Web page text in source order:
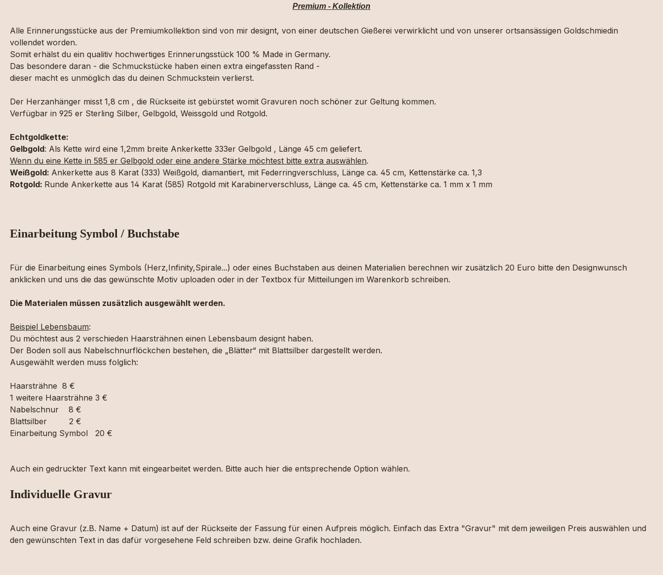
Premium - Kollektion
Alle Erinnerungsstücke aus der Premiumkollektion sind von mir designt, von einer deutschen Gießerei verwirklicht und von unserer ortsansässigen Goldschmiedin
vollendet worden.
Somit erhälst du ein qualitiv hochwertiges Erinnerungsstück 100 % Made in Germany.
Das besondere daran - die Schmuckstücke haben einen extra eingefassten Rand -
dieser macht es unmöglich das du deinen Schmuckstein verlierst.
Der Herzanhänger misst 1,8 cm , die Rückseite ist gebürstet womit Gravuren noch schöner zur Geltung kommen.
Verfügbar in 925 er Sterling Silber, Gelbgold, Weissgold und Rotgold.
Echtgoldkette:
Gelbgold: Als Kette wird eine 1,2mm breite Ankerkette 333er Gelbgold , Länge 45 cm geliefert.
Wenn du eine Kette in 585 er Gelbgold oder eine andere Stärke möchtest bitte extra auswählen.
Weißgold: Ankerkette aus 8 Karat (333) Weißgold, diamantiert, mit Federringverschluss, Länge ca. 45 cm, Kettenstärke ca. 1,3
Rotgold: Runde Ankerkette aus 14 Karat (585) Rotgold mit Karabinerverschluss, Länge ca. 45 cm, Kettenstärke ca. 1 mm x 1 mm
Einarbeitung Symbol / Buchstabe
Für die Einarbeitung eines Symbols (Herz,Infinity,Spirale...) oder eines Buchstaben aus deinen Materialien berechnen wir zusätzlich 20 Euro bitte den Designwunsch
anklicken und uns die das gewünschte Motiv uploaden oder in der Textbox für Mitteilungen im Warenkorb schreiben.
Die Materialen müssen zusätzlich ausgewählt werden.
Beispiel Lebensbaum:
Du möchtest aus 2 verschieden Haarsträhnen einen Lebensbaum designt haben.
Der Boden soll aus Nabelschnurflöckchen bestehen, die „Blätter“ mit Blattsilber dargestellt werden.
Ausgewählt werden muss folglich:
Haarsträhne 8 €
1 weitere Haarsträhne 3 €
Nabelschnur 8 €
Blattsilber 2 €
Einarbeitung Symbol 20 €
Auch ein gedruckter Text kann mit eingearbeitet werden. Bitte auch hier die entsprechende Option wählen.
Individuelle Gravur
Auch eine Gravur (z.B. Name + Datum) ist auf der Rückseite der Fassung für einen Aufpreis möglich. Einfach das Extra "Gravur" mit dem jeweiligen Preis auswählen und
den gewünschten Text in das dafür vorgesehene Feld schreiben bzw. deine Grafik hochladen.